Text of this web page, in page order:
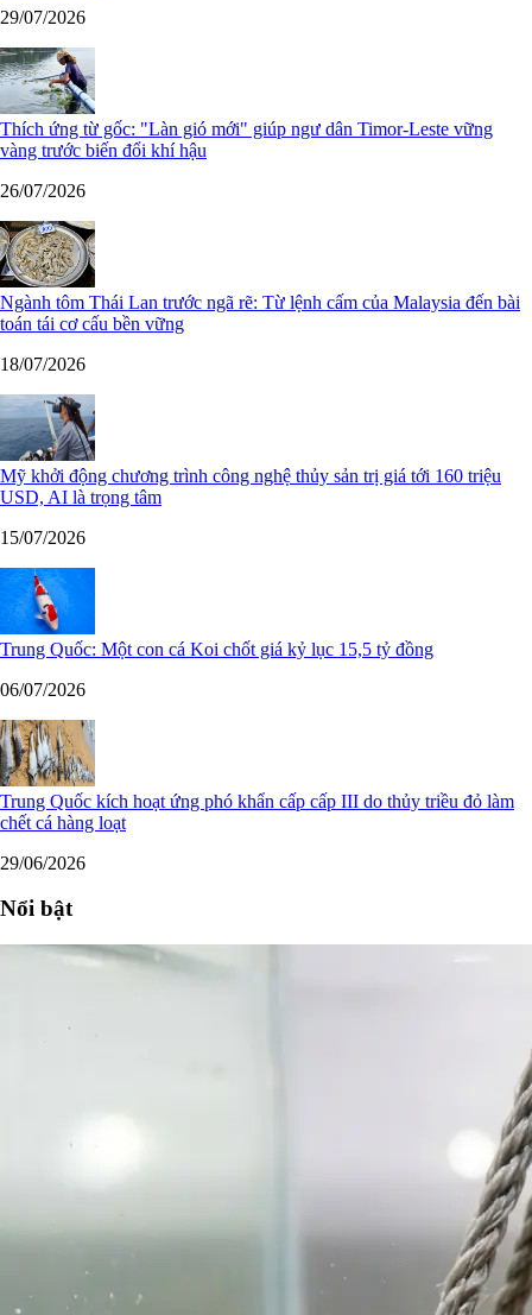
29/07/2026
Thích ứng từ gốc: "Làn gió mới" giúp ngư dân Timor-Leste vững
vàng trước biến đổi khí hậu
26/07/2026
Ngành tôm Thái Lan trước ngã rẽ: Từ lệnh cấm của Malaysia đến bài
toán tái cơ cấu bền vững
18/07/2026
Mỹ khởi động chương trình công nghệ thủy sản trị giá tới 160 triệu
USD, AI là trọng tâm
15/07/2026
Trung Quốc: Một con cá Koi chốt giá kỷ lục 15,5 tỷ đồng
06/07/2026
Trung Quốc kích hoạt ứng phó khẩn cấp cấp III do thủy triều đỏ làm
chết cá hàng loạt
29/06/2026
Nổi bật